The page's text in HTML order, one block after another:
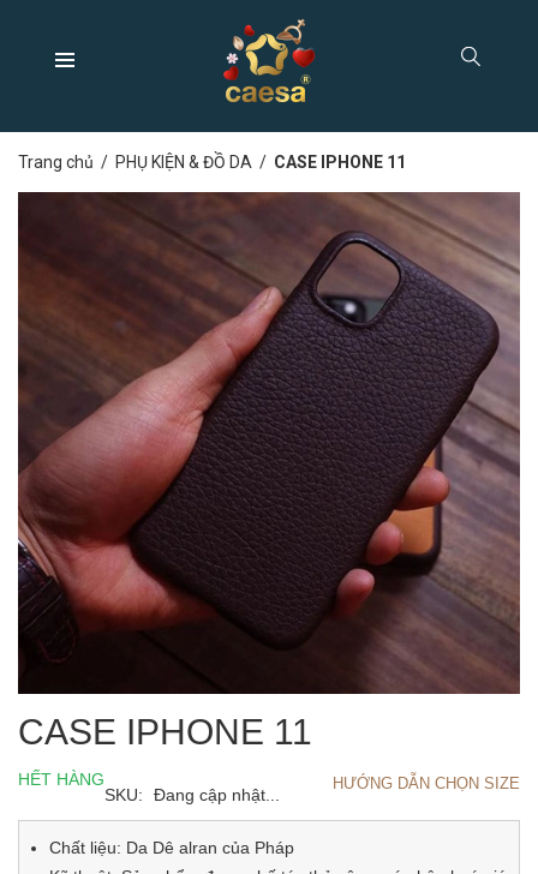
Trang chủ / PHỤ KIỆN & ĐỒ DA / CASE IPHONE 11
CASE IPHONE 11
HẾT HÀNG HƯỚNG DẪN CHỌN SIZE
SKU: Đang cập nhật...
Chất liệu: Da Dê alran của Pháp